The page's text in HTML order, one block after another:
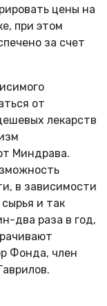
цены на
при этом
за счет
от
лекарств
Миндрава.
в зависимости
и так
два раза в год,
Фонда, член